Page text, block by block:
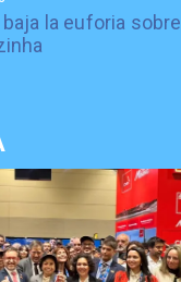
baja la euforia sobre